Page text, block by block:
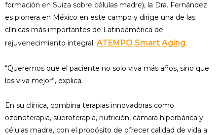
formación en Suiza sobre células madre), la Dra. Fernández
es pionera en México en este campo y dirige una de las
clínicas más importantes de Latinoamérica de
rejuvenecimiento integral: ATEMPO Smart Aging.
“Queremos que el paciente no solo viva más años, sino que
los viva mejor”, explica.
En su clínica, combina terapias innovadoras como
ozonoterapia, sueroterapia, nutrición, cámara hiperbárica y
células madre, con el propósito de ofrecer calidad de vida a